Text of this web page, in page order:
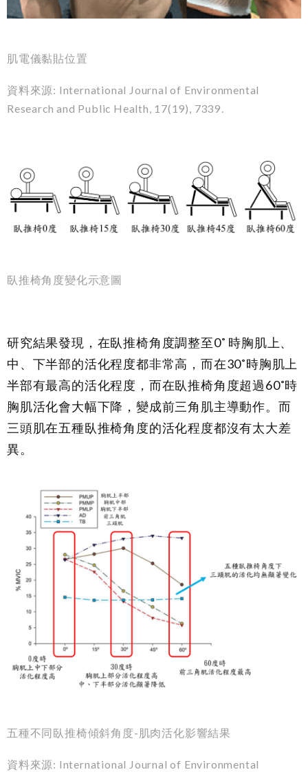
肌電儀黏貼位置
資料來源: International Journal of Environmental
Research and Public Health, 17(19), 7339.
臥推椅角度變化示意圖
研究結果發現，在臥推椅角度調整至0˚ 時胸肌上、
中、下半部的活化程度都非常高，而在30˚時胸肌上
半部有最高的活化程度，而在臥推椅角度超過60˚時
胸肌活化會大幅下降，變成前三角肌主導動作。而
三頭肌在五種臥推椅角度的活化程度都沒有太大差
異。
五種不同臥推椅傾斜角度-肌肉活化影響結果
資料來源: International Journal of Environmental